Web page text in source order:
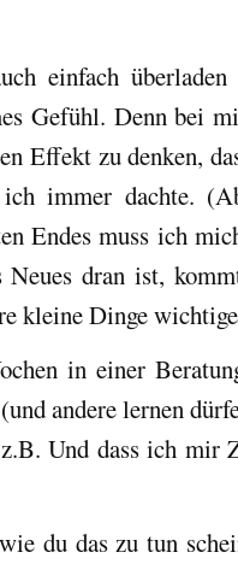
einfach
Gefühl. Denn bei
Effekt zu denken,
immer dachte.
Endes muss ich
dran ist,
kleine Dinge
in einer
andere lernen
Und dass ich mir
du das zu tun